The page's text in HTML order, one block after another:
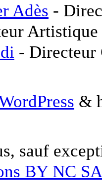
Adès -
-
&
sauf
BY NC SA